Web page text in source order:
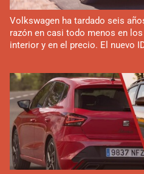
Volkswagen ha tardado seis
razón en casi todo menos en
interior y en el precio. El nuevo